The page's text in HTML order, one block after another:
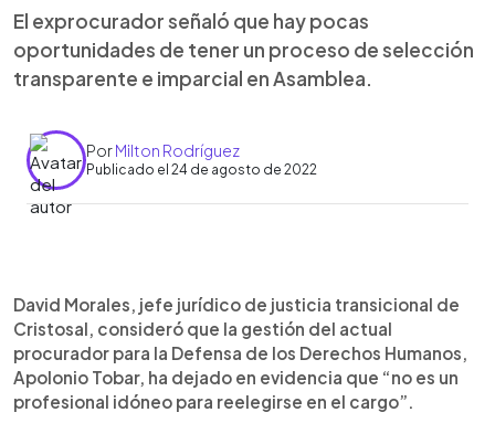
El exprocurador señaló que hay pocas
oportunidades de tener un proceso de selección
transparente e imparcial en Asamblea.
PorMilton Rodríguez
Publicado el 24 de agosto de 2022
► Escuchar artículo
David Morales, jefe jurídico de justicia transicional de
Cristosal, consideró que la gestión del actual
procurador para la Defensa de los Derechos Humanos,
Apolonio Tobar, ha dejado en evidencia que “no es un
profesional idóneo para reelegirse en el cargo”.